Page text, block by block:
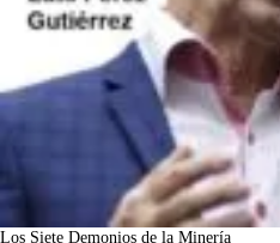
Los Siete Demonios de la Minería